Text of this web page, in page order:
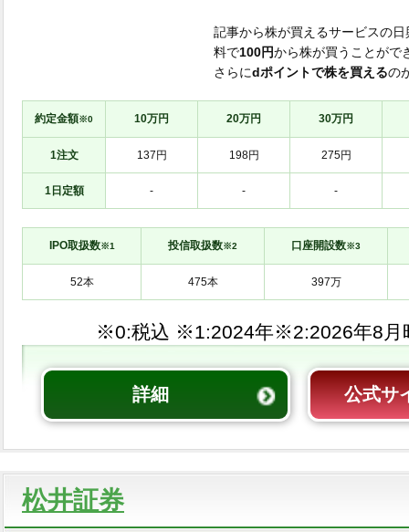
記事から株が買えるサービスの
料で100円から株が買うことがで
さらにdポイントで株を買えるの
約定金額※0 10万円 20万円 30万円
1注文 137円 198円 275円
1日定額 - - -
IPO取扱数※1 投信取扱数※2 口座開設数※3
※0:税込 ※1: ※2:
詳細 公式サ
松井証券